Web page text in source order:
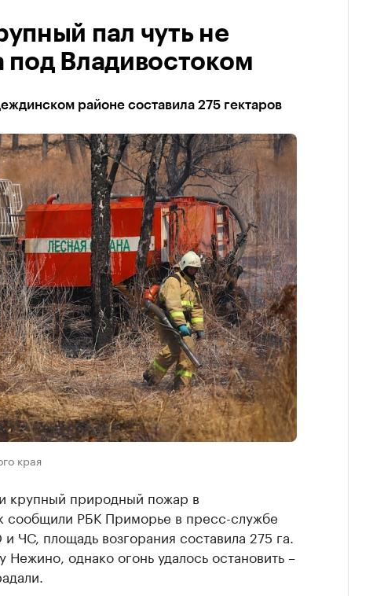
пал чуть не
под Владивостоком
районе составила 275 гектаров
края
крупный природный пожар в
сообщили РБК Приморье в пресс-службе
ЧС, площадь возгорания составила 275 га.
Нежино, однако огонь удалось остановить –